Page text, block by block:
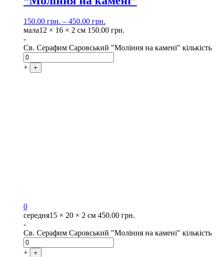
150.00 грн. – 450.00 грн.
мала12 × 16 × 2 см 150.00 грн.
-
Св. Серафим Саровський "Моління на камені" кількість
+ +
0
середня15 × 20 × 2 см 450.00 грн.
-
Св. Серафим Саровський "Моління на камені" кількість
+ +